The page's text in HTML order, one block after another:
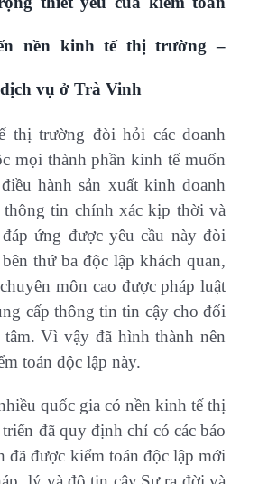
nền kinh tế thị trường –
vụ ở Trà Vinh
thị trường đòi hỏi các doanh
mọi thành phần kinh tế muốn
hành sản xuất kinh doanh
thông tin chính xác kịp thời và
ứng được yêu cầu này đòi
thứ ba độc lập khách quan,
môn cao được pháp luật
cấp thông tin tin cậy cho đối
tâm. Vì vậy đã hình thành nên
toán độc lập này.
quốc gia có nền kinh tế thị
đã quy định chỉ có các báo
đã được kiểm toán độc lập mới